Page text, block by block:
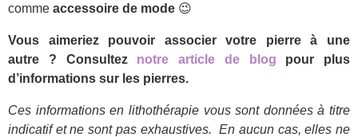
comme accessoire de mode 😉
Vous aimeriez pouvoir associer votre pierre à une
autre ? Consultez notre article de blog pour plus
d’informations sur les pierres.
Ces informations en lithothérapie vous sont données à titre
indicatif et ne sont pas exhaustives.En aucun cas, elles ne